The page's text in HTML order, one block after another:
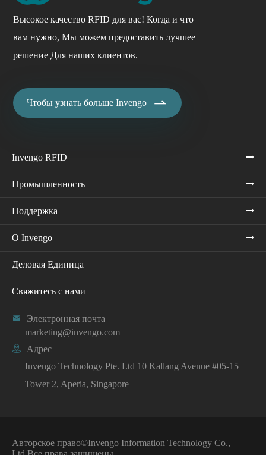
Высокое качество RFID для вас! Когда и что
вам нужно, Мы можем предоставить лучшее
решение Для наших клиентов.
Чтобы узнать больше Invengo 
Invengo RFID
Промышленность
Поддержка
О Invengo
Деловая Единица
Свяжитесь с нами

Электронная почта
marketing@invengo.com

Адрес
Invengo Technology Pte. Ltd 10 Kallang Avenue #05-15
Tower 2, Aperia, Singapore
Авторское право©Invengo Information Technology Co.,